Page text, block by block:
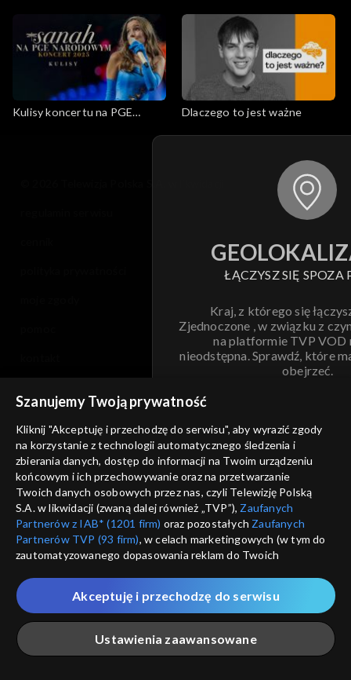
Kulisy koncertu na PGE
Dlaczego to jest ważne
ŁĄCZYSZ SIĘ SPOZA
Kraj, z którego się
Zjednoczone , w związku z
na platformie TVP VOD
nieodstępna. Sprawdź, które
obejrzeć.
ANULUJ
informacje o dostawcy usług
Szanujemy Twoją prywatność
Kliknij "Akceptuję i przechodzę do serwisu", aby wyrazić zgody
na korzystanie z technologii automatycznego śledzenia i
zbierania danych, dostęp do informacji na Twoim urządzeniu
końcowym i ich przechowywanie oraz na przetwarzanie
Twoich danych osobowych przez nas, czyli Telewizję Polską
S.A. w likwidacji (zwaną dalej również „TVP”), Zaufanych
Partnerów z IAB* (1201 firm) oraz pozostałych Zaufanych
Partnerów TVP (93 firm), w celach marketingowych (w tym do
zautomatyzowanego dopasowania reklam do Twoich
które wskazujemy poniżej, a także zgody na udostępnianie
przez nas identyfikatora PPID do Google.
Twoje dane osobowe zbierane podczas odwiedzania przez
Ciebie naszych
poszczególnych serwisówzwanych dalej
„Portalem”, w tym informacje zapisywane za pomocą
Ustawienia zaawansowane
Akceptuję i przechodzę do serwisu